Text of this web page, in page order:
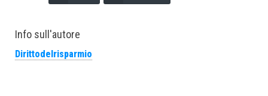
Info sull'autore
Dirittodelrisparmio